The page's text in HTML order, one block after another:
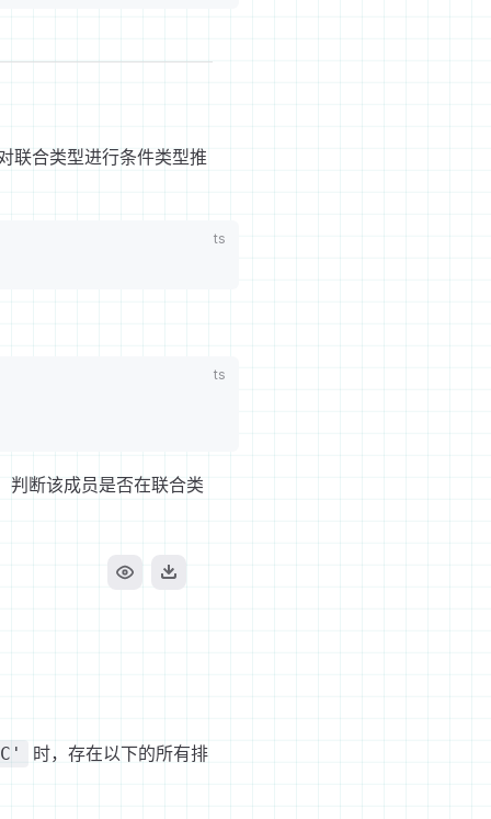
联合类型进行条件类型推
判断该成员是否在联合类
时，存在以下的所有排